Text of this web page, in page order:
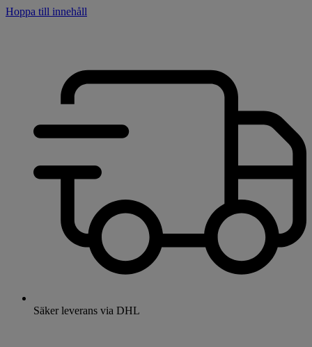
Hoppa till innehåll
Säker leverans via DHL